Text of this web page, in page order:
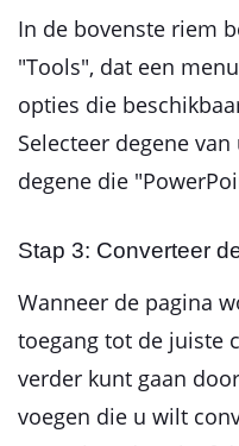
In de bovenste riem
"Tools", dat een
opties die
Selecteer degene
degene die
Stap 3: Converteer
Wanneer de pagina
toegang tot de juiste
verder kunt gaan
voegen die u wilt